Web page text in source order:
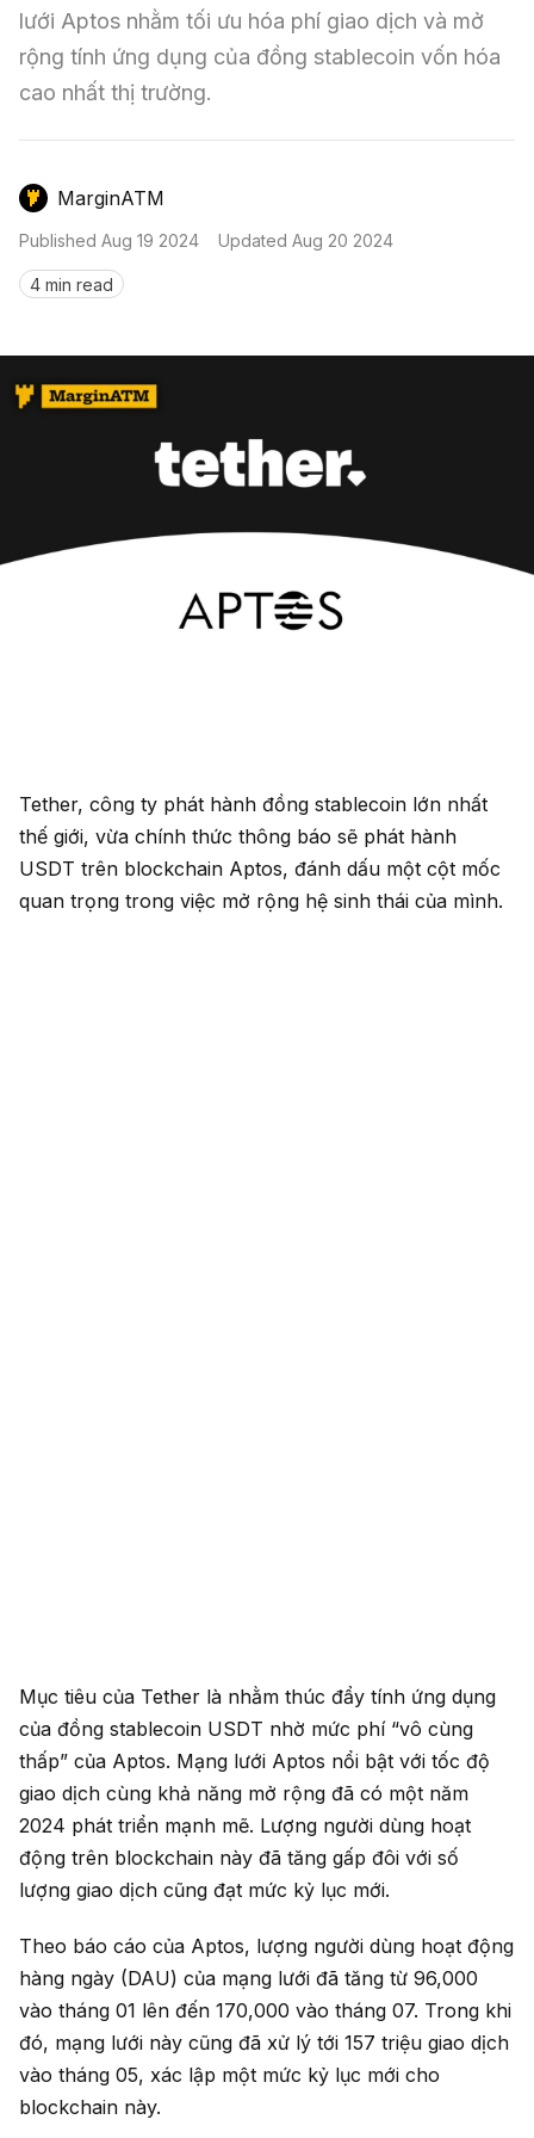
Kinh Nghiệm Đầu Tư
Sàn Giao Dịch
Mô Hình Biểu Đồ Giá
GameFi
Sign in
lưới Aptos nhằm tối ưu hóa phí giao dịch và mở
rộng tính ứng dụng của đồng stablecoin vốn hóa
cao nhất thị trường.
MarginATM
Published Aug 19 2024 Updated Aug 20 2024
4 min read
Tether, công ty phát hành đồng stablecoin lớn nhất
thế giới, vừa chính thức thông báo sẽ phát hành
USDT trên blockchain Aptos, đánh dấu một cột mốc
quan trọng trong việc mở rộng hệ sinh thái của mình.
Mục tiêu của Tether là nhằm thúc đẩy tính ứng dụng
của đồng stablecoin USDT nhờ mức phí “vô cùng
thấp” của Aptos. Mạng lưới Aptos nổi bật với tốc độ
giao dịch cùng khả năng mở rộng đã có một năm
2024 phát triển mạnh mẽ. Lượng người dùng hoạt
động trên blockchain này đã tăng gấp đôi với số
lượng giao dịch cũng đạt mức kỷ lục mới.
Theo báo cáo của Aptos, lượng người dùng hoạt động
hàng ngày (DAU) của mạng lưới đã tăng từ 96,000
vào tháng 01 lên đến 170,000 vào tháng 07. Trong khi
đó, mạng lưới này cũng đã xử lý tới 157 triệu giao dịch
vào tháng 05, xác lập một mức kỷ lục mới cho
blockchain này.